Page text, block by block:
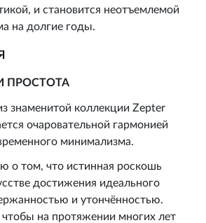
и становится неотъемлемой
на долгие годы.
ПРОСТОТА
знаменитой коллекции Zepter
очаровательной гармонией
минимализма.
о том, что истинная роскошь
достижения идеального
и утончённостью.
чтобы на протяжении многих лет